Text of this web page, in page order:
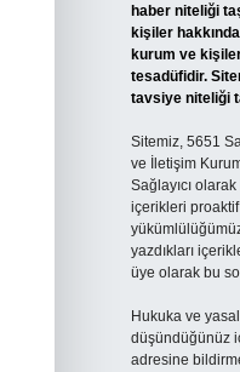
haber niteliği
kişiler
kurum ve
tesadüfidir.
tavsiye niteliği
Sitemiz, 5651
ve İletişim
Sağlayıcı
içerikleri
yazdıkları
üye olarak bu
Hukuka ve
düşündüğünüz
adresine